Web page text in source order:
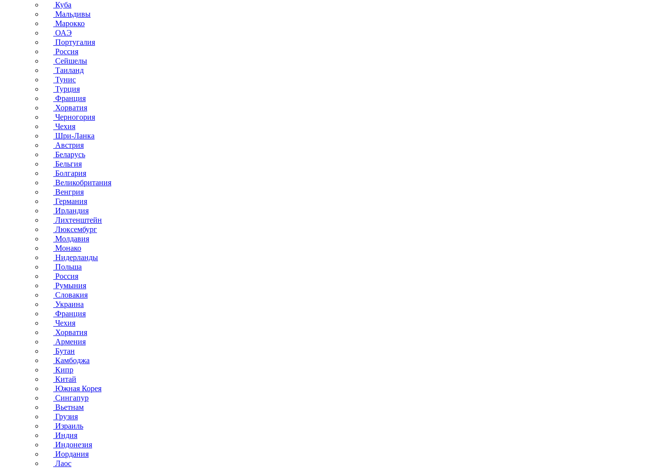
Куба
Мальдивы
Марокко
ОАЭ
Португалия
Россия
Сейшелы
Таиланд
Тунис
Турция
Франция
Хорватия
Черногория
Чехия
Шри-Ланка
Австрия
Беларусь
Бельгия
Болгария
Великобритания
Венгрия
Германия
Ирландия
Лихтенштейн
Люксембург
Молдавия
Монако
Нидерланды
Польша
Россия
Румыния
Словакия
Украина
Франция
Чехия
Хорватия
Армения
Бутан
Камбоджа
Кипр
Китай
Южная Корея
Сингапур
Вьетнам
Грузия
Израиль
Индия
Индонезия
Иордания
Лаос